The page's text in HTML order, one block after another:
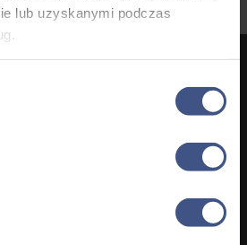
lub uzyskanymi podczas
for 8 hours a day!
assessment of your
sit amet, consectetur adipisicing